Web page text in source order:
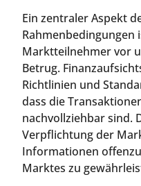
Ein zentraler Aspekt
Rahmenbedingungen
Marktteilnehmer vor
Betrug.
Richtlinien und
dass die
nachvollziehbar sind.
Verpflichtung der
Informationen
Marktes zu